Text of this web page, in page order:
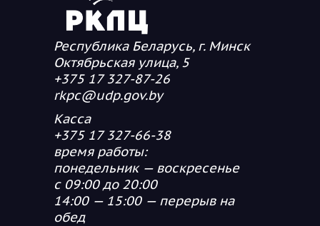
Республика Беларусь, г. Минск
Октябрьская улица, 5
+375 17 327-87-26
rkpc@udp.gov.by
Касса
+375 17 327-66-38
время работы:
понедельник — воскресенье
с 09:00 до 20:00
14:00 — 15:00 — перерыв на
обед